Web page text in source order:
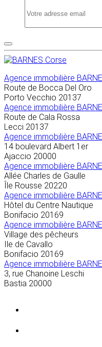
Agence immobilière
Route de Bocca Del Oro
Porto Vecchio 20137
Agence immobilière
Route de Cala Rossa
Lecci 20137
Agence immobilière
14 boulevard Albert 1er
Ajaccio 20000
Agence immobilière
Allée Charles de Gaulle
Île Rousse 20220
Agence immobilière
Hôtel du Centre Nautique
Bonifacio 20169
Agence immobilière
Village des pêcheurs
Ile de Cavallo
Bonifacio 20169
Agence immobilière
3, rue Chanoine Leschi
Bastia 20000